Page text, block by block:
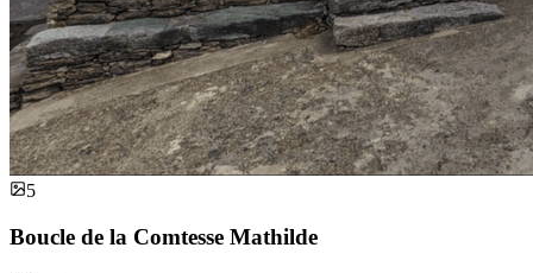
5
Boucle de la Comtesse Mathilde